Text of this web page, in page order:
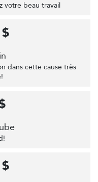
votre beau travail
dans cette cause très